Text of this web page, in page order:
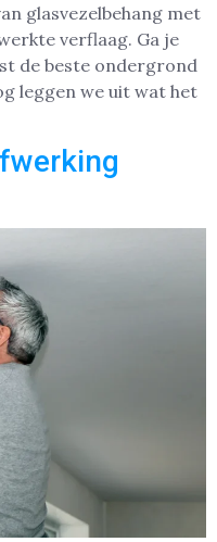
glasvezelbehang met
verflaag. Ga je
de beste ondergrond
leggen we uit wat het